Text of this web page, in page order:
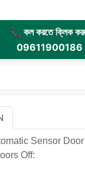
📞 কল করতে ক্লিক
09611900186
Sensor
Off: